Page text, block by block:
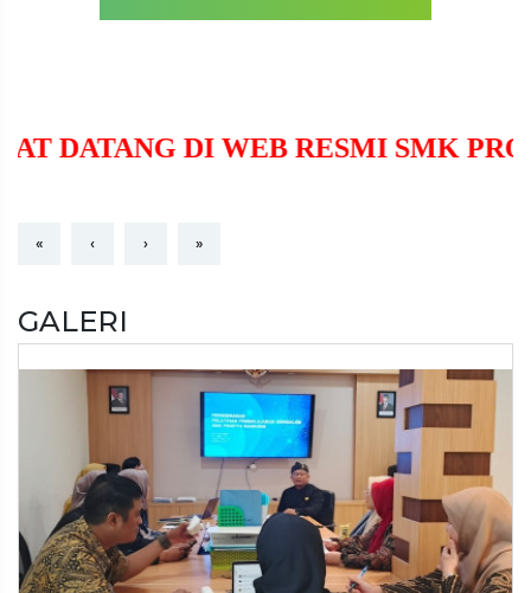
SELAMAT DATANG DI WEB RESMI
« ‹ › »
GALERI